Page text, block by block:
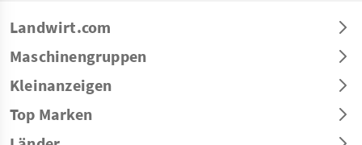
Landwirt.com
Maschinengruppen
Kleinanzeigen
Top Marken